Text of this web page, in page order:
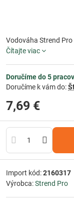
Vodováha Strend Pro
Čítajte viac
Doručíme do 5
Doručíme k vám do:
7,69 €
Import kód:2160317
Výrobca:Strend Pro